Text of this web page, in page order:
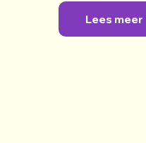
hun
veel
hun pad
Lees meer